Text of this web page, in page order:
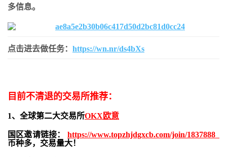
多信息。
点击进去做任务： https://wn.nr/ds4bXs
目前不清退的交易所推荐：
1、全球第二大交易所OKX欧意
国区邀请链接： https://www.topzhjdgxcb.com/join/1837888
币种多，交易量大！